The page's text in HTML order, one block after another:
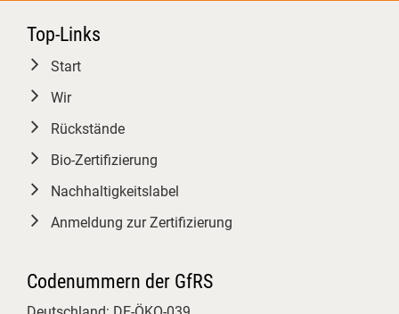
Auditsituationen simuliert
Verbotene Betriebsmittel konnten
dann für die Teilnehmenden mit
drei jungen Bio-Inspekteur:innen
Practices aus der Kontrollpraxis
gemeinsam zu diskutieren.
Qualitätssicherung von morgen!
​#Qualitätsmanagement
Top-Links
Start
Wir
Rückstände
Bio-Zertifizierung
Nachhaltigkeitslabel
Anmeldung zur Zertifizierung
Codenummern der GfRS